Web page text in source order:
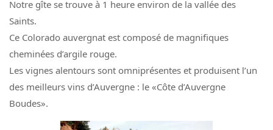
Notre gîte se trouve à 1 heure environ de la vallée des
Saints.
Ce Colorado auvergnat est composé de magnifiques
cheminées d’argile rouge.
Les vignes alentours sont omniprésentes et produisent l’un
des meilleurs vins d’Auvergne : le «Côte d’Auvergne
Boudes».